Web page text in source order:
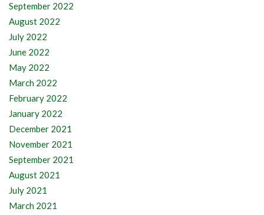
September 2022
August 2022
July 2022
June 2022
May 2022
March 2022
February 2022
January 2022
December 2021
November 2021
September 2021
August 2021
July 2021
March 2021